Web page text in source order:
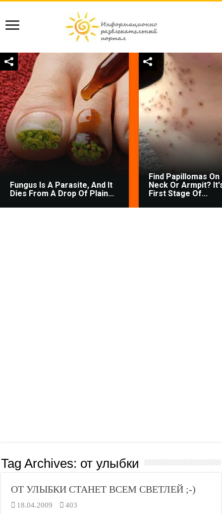
Fungus Is A Parasite, And It
Dies From A Drop Of Plain...
Find Papillomas On
Neck Or Armpit?
First Stage Of...
Tag Archives: от улыбки
ОТ УЛЫБКИ СТАНЕТ ВСЕМ СВЕТЛЕЙ ;-)
18.04.2009 403